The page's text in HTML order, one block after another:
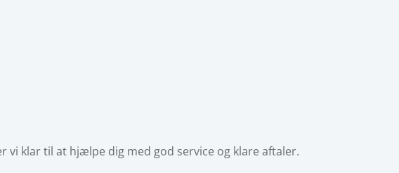
klar til at hjælpe dig med god service og klare aftaler.